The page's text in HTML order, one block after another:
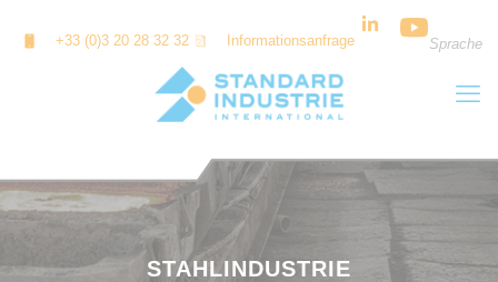
+33 (0)3 20 28 32 32 Informationsanfrage Sprache
STAHLINDUSTRIE